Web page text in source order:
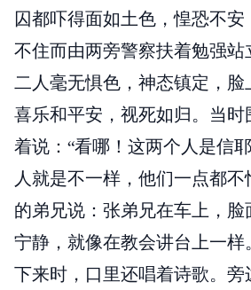
囚都吓得面如土色，惶恐不
不住而由两旁警察扶着勉强
二人毫无惧色，神态镇定，
喜乐和平安，视死如归。当
着说：“看哪！这两个人是信
人就是不一样，他们一点都不
的弟兄说：张弟兄在车上，脸
宁静，就像在教会讲台上一
下来时，口里还唱着诗歌。